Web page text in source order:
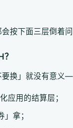
按下面三层倒着问
换」就没有意义
应用的结算层；
拿；